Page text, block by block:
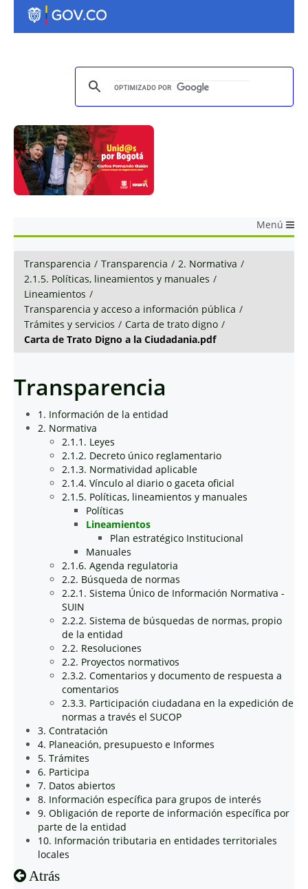
Menú
Transparencia / Transparencia / 2. Normativa /
2.1.5. Políticas, lineamientos y manuales /
Lineamientos /
Transparencia y acceso a información pública /
Trámites y servicios / Carta de trato digno /
Carta de Trato Digno a la Ciudadania.pdf
Transparencia
1. Información de la entidad
2. Normativa
2.1.1. Leyes
2.1.2. Decreto único reglamentario
2.1.3. Normatividad aplicable
2.1.4. Vínculo al diario o gaceta oficial
2.1.5. Políticas, lineamientos y manuales
Políticas
Lineamientos
Plan estratégico Institucional
Manuales
2.1.6. Agenda regulatoria
2.2. Búsqueda de normas
2.2.1. Sistema Único de Información Normativa -
SUIN
2.2.2. Sistema de búsquedas de normas, propio
de la entidad
2.2. Resoluciones
2.2. Proyectos normativos
2.3.2. Comentarios y documento de respuesta a
comentarios
2.3.3. Participación ciudadana en la expedición de
normas a través el SUCOP
3. Contratación
4. Planeación, presupuesto e Informes
5. Trámites
6. Participa
7. Datos abiertos
8. Información específica para grupos de interés
9. Obligación de reporte de información específica por
parte de la entidad
10. Información tributaria en entidades territoriales
locales
Atrás